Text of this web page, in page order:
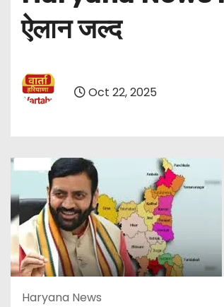
ऐलान जल्द
Oct 22, 2025
Haryana News